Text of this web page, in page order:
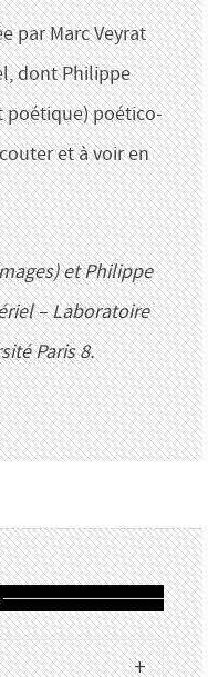
par Marc Veyrat
dont Philippe
poétique) poético-
et à voir en
– Laboratoire
Paris 8.